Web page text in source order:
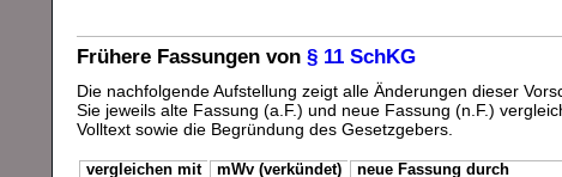
Frühere Fassungen von § 11 SchKG
Die nachfolgende Aufstellung zeigt alle Änderungen dieser
Sie jeweils alte Fassung (a.F.) und neue Fassung (n.F.)
Volltext sowie die Begründung des Gesetzgebers.
vergleichen mit mWv (verkündet)
neue Fassung durch